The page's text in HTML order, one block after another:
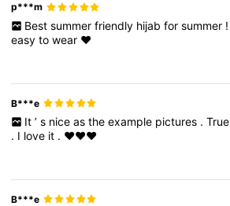
p***m
Best summer friendly hijab for summer !
easytowear ❤️
B***e
It ’ s nice as the example pictures . True
. I love it . ❤️❤️❤️
B***e